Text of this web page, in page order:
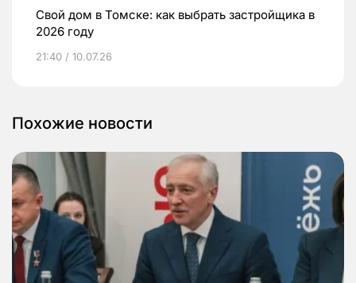
Свой дом в Томске: как выбрать застройщика в
2026 году
21:40 / 10.07.26
Похожие новости